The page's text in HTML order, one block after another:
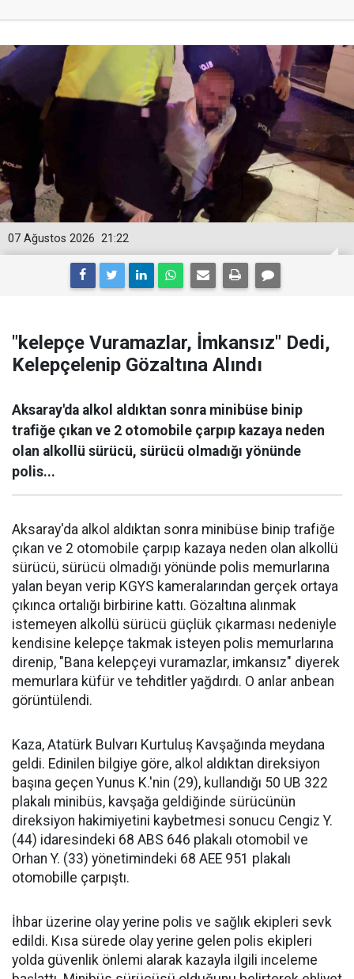
21:22
07 Ağustos 2026
"kelepçe Vuramazlar, İmkansız" Dedi,
Kelepçelenip Gözaltına Alındı
Aksaray'da alkol aldıktan sonra minibüse binip
trafiğe çıkan ve 2 otomobile çarpıp kazaya neden
olan alkollü sürücü, sürücü olmadığı yönünde
polis...
Aksaray'da alkol aldıktan sonra minibüse binip trafiğe
çıkan ve 2 otomobile çarpıp kazaya neden olan alkollü
sürücü, sürücü olmadığı yönünde polis memurlarına
yalan beyan verip KGYS kameralarından gerçek ortaya
çıkınca ortalığı birbirine kattı. Gözaltına alınmak
istemeyen alkollü sürücü güçlük çıkarması nedeniyle
kendisine kelepçe takmak isteyen polis memurlarına
direnip, "Bana kelepçeyi vuramazlar, imkansız" diyerek
memurlara küfür ve tehditler yağdırdı. O anlar anbean
görüntülendi.
Kaza, Atatürk Bulvarı Kurtuluş Kavşağında meydana
geldi. Edinilen bilgiye göre, alkol aldıktan direksiyon
başına geçen Yunus K.'nin (29), kullandığı 50 UB 322
plakalı minibüs, kavşağa geldiğinde sürücünün
direksiyon hakimiyetini kaybetmesi sonucu Cengiz Y.
(44) idaresindeki 68 ABS 646 plakalı otomobil ve
Orhan Y. (33) yönetimindeki 68 AEE 951 plakalı
otomobille çarpıştı.
İhbar üzerine olay yerine polis ve sağlık ekipleri sevk
edildi. Kısa sürede olay yerine gelen polis ekipleri
yolda güvenlik önlemi alarak kazayla ilgili inceleme